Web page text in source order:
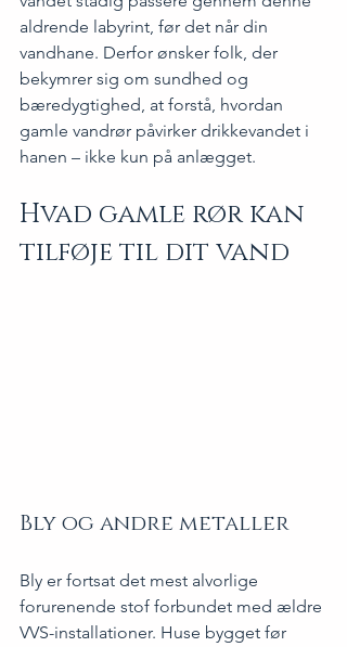
aldrende labyrint, før det når din
vandhane. Derfor ønsker folk, der
bekymrer sig om sundhed og
bæredygtighed, at forstå, hvordan
gamle vandrør påvirker drikkevandet i
hanen – ikke kun på anlægget.
Hvad gamle rør kan
tilføje til dit vand
Bly og andre metaller
Bly er fortsat det mest alvorlige
forurenende stof forbundet med ældre
VVS-installationer. Huse bygget før